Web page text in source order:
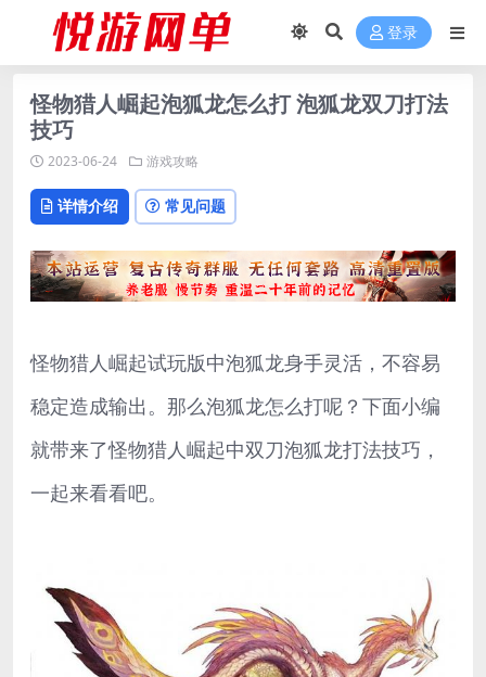
登录
怪物猎人崛起泡狐龙怎么打 泡狐龙双刀打法
技巧
2023-06-24 游戏攻略
详情介绍 常见问题
怪物猎人崛起试玩版中泡狐龙身手灵活，不容易
稳定造成输出。那么泡狐龙怎么打呢？下面小编
就带来了怪物猎人崛起中双刀泡狐龙打法技巧，
一起来看看吧。